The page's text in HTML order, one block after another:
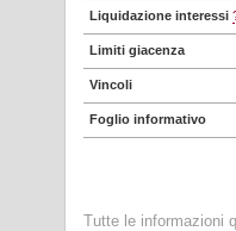
Liquidazione interessi
Limiti giacenza
Vincoli
Foglio informativo
Tutte le informazioni